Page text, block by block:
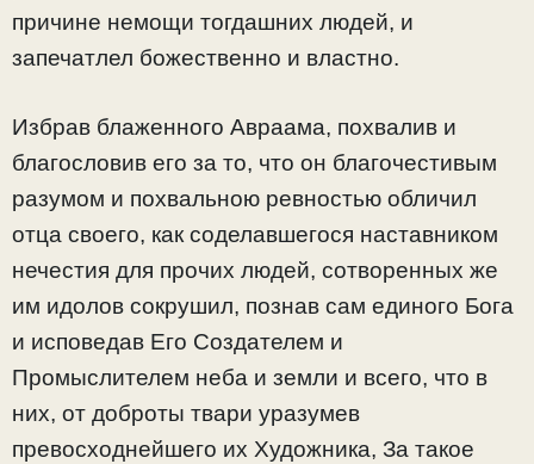
причине немощи тогдашних людей, и
запечатлел божественно и властно.
Избрав блаженного Авраама, похвалив и
благословив его за то, что он благочестивым
разумом и похвальною ревностью обличил
отца своего, как соделавшегося наставником
нечестия для прочих людей, сотворенных же
им идолов сокрушил, познав сам единого Бога
и исповедав Его Создателем и
Промыслителем неба и земли и всего, что в
них, от доброты твари уразумев
превосходнейшего их Художника, За такое